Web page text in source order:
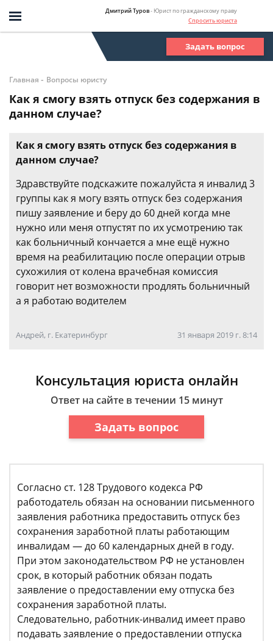
Дмитрий Туров- Юрист по гражданскому праву
Спросить юриста
Задать вопрос
Главная - Вопросы юристу
Как я смогу взять отпуск без содержания в
данном случае?
Как я смогу взять отпуск без содержания в
данном случае?
Здравствуйте подскажите пожалуйста я инвалид 3
группы как я могу взять отпуск без содержания
пишу заявление и беру до 60 дней когда мне
нужно или меня отпустят по их усмотрению так
как больничный кончается а мне ещё нужно
время на реабилитацию после операции отрыв
сухожилия от колена врачебная комиссия
говорит нет возможности продлять больничный
а я работаю водителем
Андрей, г. Екатеринбург 31 января 2019 г. 8:14
Консультация юриста онлайн
Ответ на сайте в течении 15 минут
Задать вопрос
Согласно ст. 128 Трудового кодекса РФ
работодатель обязан на основании письменного
заявления работника предоставить отпуск без
сохранения заработной платы работающим
инвалидам — до 60 календарных дней в году.
При этом законодательством РФ не установлен
срок, в который работник обязан подать
заявление о предоставлении ему отпуска без
сохранения заработной платы.
Следовательно, работник-инвалид имеет право
подавать заявление о предоставлении отпуска